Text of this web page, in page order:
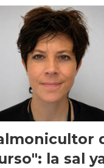
la sal